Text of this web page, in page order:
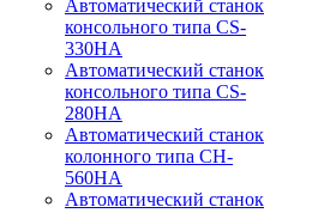
Автоматический станок
консольного типа CS-
330HA
Автоматический станок
консольного типа CS-
280HA
Автоматический станок
колонного типа CH-
560HA
Автоматический станок